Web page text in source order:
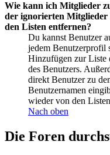
Wie kann ich Mitglieder
der ignorierten Mitglieder
den Listen entfernen?
Du kannst Benutzer
jedem Benutzerprofil
Hinzufügen zur Liste
des Benutzers.
direkt Benutzer zu
Benutzernamen
wieder von den
Nach oben
Die Foren